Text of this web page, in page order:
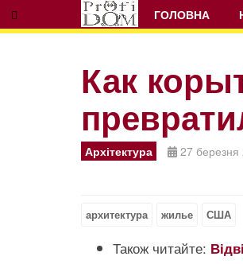
ГОЛОВНА
Как
Архітектура 27 березня
архитектура жилье США
Також читайте:
Next